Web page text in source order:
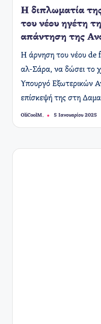
Η διπλωματία
του νέου ηγέτη
απάντηση της
Η άρνηση του νέου de
αλ-Σάρα, να δώσει το
Υπουργό Εξωτερικών
επίσκεψή της στη
Συγγραφέας:
OliCoolM. 5 Ιανουαρίου 2025